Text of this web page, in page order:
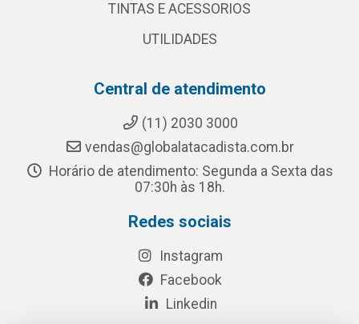
TINTAS E ACESSORIOS
UTILIDADES
Central de atendimento
(11) 2030 3000
vendas@globalatacadista.com.br
Horário de atendimento: Segunda a Sexta das
07:30h às 18h.
Redes sociais
Instagram
Facebook
Linkedin